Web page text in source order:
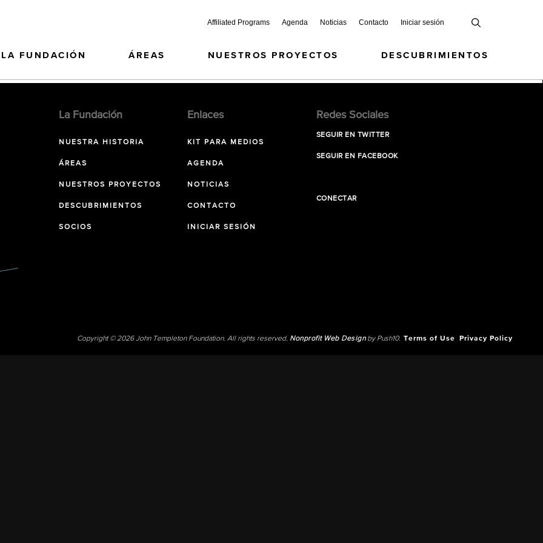
Affiliated Programs Agenda Noticias Contacto Iniciar sesión
LA FUNDACIÓN ÁREAS NUESTROS PROYECTOS DESCUBRIMIENTOS
La Fundación
NUESTRA HISTORIA
ÁREAS
NUESTROS PROYECTOS
DESCUBRIMIENTOS
SOCIOS
Enlaces
KIT PARA MEDIOS
AGENDA
NOTICIAS
CONTACTO
INICIAR SESIÓN
Redes Sociales
SEGUIR EN TWITTER
SEGUIR EN FACEBOOK
CONECTAR
Copyright © 2026 John Templeton Foundation. All rights reserved. Nonprofit Web Designby Push10. Terms of Use Privacy Policy